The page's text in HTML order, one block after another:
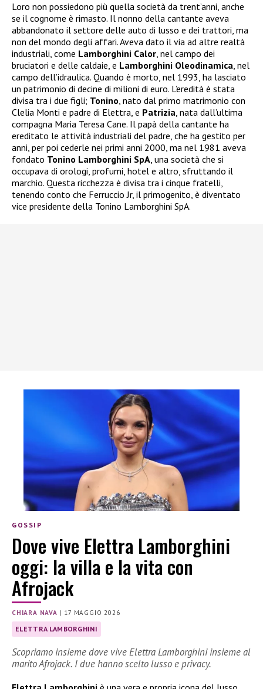
Loro non possiedono più quella società da trent’anni, anche
se il cognome è rimasto. Il nonno della cantante aveva
abbandonato il settore delle auto di lusso e dei trattori, ma
non del mondo degli affari. Aveva dato il via ad altre realtà
industriali, come Lamborghini Calor, nel campo dei
bruciatori e delle caldaie, e Lamborghini Oleodinamica, nel
campo dell’idraulica. Quando è morto, nel 1993, ha lasciato
un patrimonio di decine di milioni di euro. L’eredità è stata
divisa tra i due figli; Tonino, nato dal primo matrimonio con
Clelia Monti e padre di Elettra, e Patrizia, nata dall’ultima
compagna Maria Teresa Cane. Il papà della cantante ha
ereditato le attività industriali del padre, che ha gestito per
anni, per poi cederle nei primi anni 2000, ma nel 1981 aveva
fondato Tonino Lamborghini SpA, una società che si
occupava di orologi, profumi, hotel e altro, sfruttando il
marchio. Questa ricchezza è divisa tra i cinque fratelli,
tenendo conto che Ferruccio Jr, il primogenito, è diventato
vice presidente della Tonino Lamborghini SpA.
GOSSIP
Dove vive Elettra Lamborghini
oggi: la villa e la vita con
Afrojack
CHIARA NAVA | 17 MAGGIO 2026
ELETTRA LAMBORGHINI
Scopriamo insieme dove vive Elettra Lamborghini insieme al
marito Afrojack. I due hanno scelto lusso e privacy.